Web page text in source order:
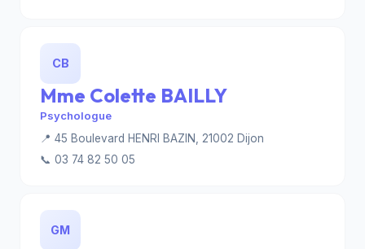
CB
Mme Colette BAILLY
Psychologue
📍 45 Boulevard HENRI BAZIN, 21002 Dijon
📞 03 74 82 50 05
GM